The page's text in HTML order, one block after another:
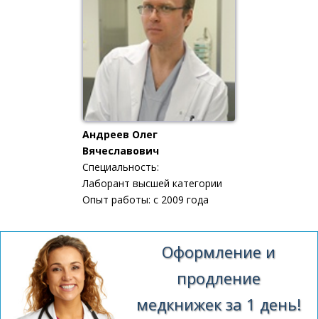
Андреев Олег
Вячеславович
Специальность:
Лаборант высшей категории
Опыт работы: с 2009 года
Оформление и
продление
медкнижек за 1 день!